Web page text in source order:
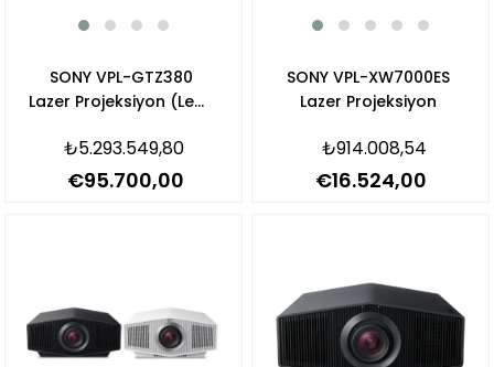
SONY VPL-GTZ380
Lazer Projeksiyon (Lens
₺5.293.549,80
€95.700,00
SONY VPL-XW7000ES
Lazer Projeksiyon
₺914.008,54
€16.524,00